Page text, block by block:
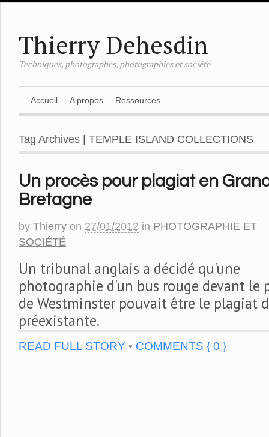
Thierry Dehesdin
Techniques, photographes, photographies et société
Accueil A propos Ressources
Tag Archives | TEMPLE ISLAND COLLECTIONS
Un procès pour plagiat en
Bretagne
by Thierry on 27/01/2012 in PHOTOGRAPHIE ET
SOCIÉTÉ
Un tribunal anglais a décidé qu'une
photographie d'un bus rouge devant le
de Westminster pouvait être le plagiat
préexistante.
READ FULL STORY • COMMENTS { 0 }